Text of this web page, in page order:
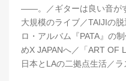
――。／ギターは良い音が
大規模のライブ／TAIJIの
ロ・アルバム『PATA』の
めX JAPANへ／「ART OF
日本とLAの二拠点生活／